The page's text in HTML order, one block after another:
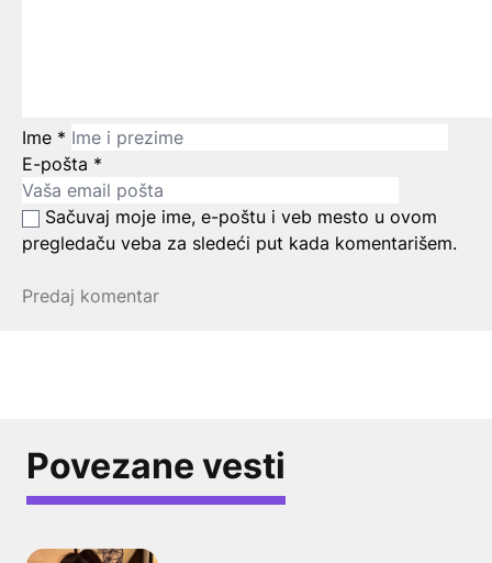
Ime *
E-pošta *
Sačuvaj moje ime, e-poštu i veb mesto u ovom
pregledaču veba za sledeći put kada komentarišem.
Povezane vesti